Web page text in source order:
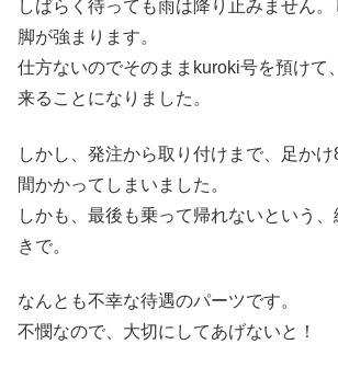
しばらく待っても雨は降り止みません
脚が強まります。
仕方ないのでそのままkuroki号を預けて
来ることになりました。
しかし、発注から取り付けまで、足か
間かかってしまいました。
しかも、最後も乗って帰れないという
きで。
なんとも不幸な待遇のパーツです。
不憫なので、大切にしてあげないと！